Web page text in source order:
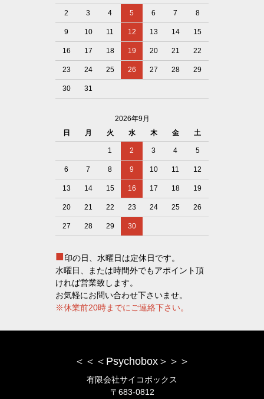
2 3 4 5 6 7 8
9 10 11 12 13 14 15
16 17 18 19 20 21 22
23 24 25 26 27 28 29
30 31
2026年9月
日
月 火 水 木 金 土
1 2 3 4 5
6 7 8 9 10 11 12
13 14 15 16 17 18 19
20 21 22 23 24 25 26
27 28 29 30
■印の日、水曜日は定休日です。
水曜日、または時間外でもアポイント頂
ければ営業致します。
お気軽にお問い合わせ下さいませ。
※休業前20時までにご連絡下さい。
＜＜＜Psychobox＞＞＞
有限会社サイコボックス
〒683-0812